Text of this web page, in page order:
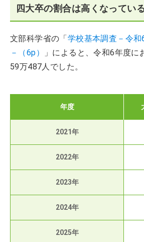
四大卒の割合は高くなって
文部科学省の「学校基本調査－令
－（6p）
」によると、令和6年度に
59万487人でした。
年度
2021年
2022年
2023年
2024年
2025年